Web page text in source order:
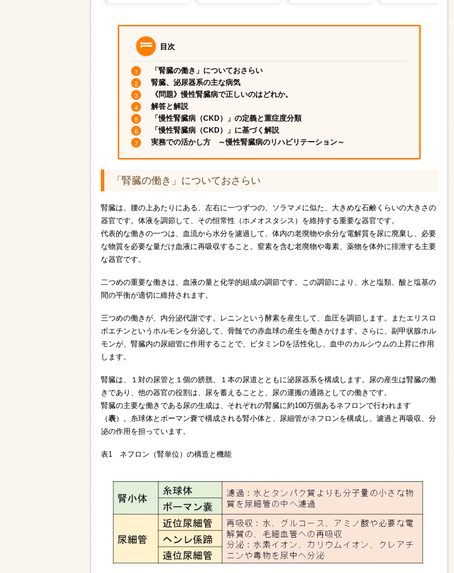
目次
「腎臓の働き」についておさらい
腎臓、泌尿器系の主な病気
《問題》慢性腎臓病で正しいのはどれか。
解答と解説
「慢性腎臓病（CKD）」の定義と重症度分類
「慢性腎臓病（CKD）」に基づく解説
実務での活かし方 ～慢性腎臓病のリハビリテーション～
「腎臓の働き」についておさらい
腎臓は、腰の上あたりにある、左右に一つずつの、ソラマメに似た、大きめな石鹸くらいの大きさの
器官です。体液を調節して、その恒常性（ホメオスタシス）を維持する重要な器官です。
代表的な働きの一つは、血流から水分を濾過して、体内の老廃物や余分な電解質を尿に廃棄し、必要
な物質を必要な量だけ血液に再吸収すること。窒素を含む老廃物や毒素、薬物を体外に排泄する主要
な器官です。
二つめの重要な働きは、血液の量と化学的組成の調節です。この調節により、水と塩類、酸と塩基の
間の平衡が適切に維持されます。
三つめの働きが、内分泌代謝です。レニンという酵素を産生して、血圧を調節します。またエリスロ
ポエチンというホルモンを分泌して、骨髄での赤血球の産生を働きかけます。さらに、副甲状腺ホル
モンが、腎臓内の尿細管に作用することで、ビタミンDを活性化し、血中のカルシウムの上昇に作用
します。
腎臓は、１対の尿管と１個の膀胱、１本の尿道とともに泌尿器系を構成します。尿の産生は腎臓の働
きであり、他の器官の役割は、尿を蓄えることと、尿の運搬の通路としての働きです。
腎臓の主要な働きである尿の生成は、それぞれの腎臓に約100万個あるネフロンで行われます
（表）。糸球体とボーマン嚢で構成される腎小体と、尿細管がネフロンを構成し、濾過と再吸収、分
泌の作用を担っています。
表1 ネフロン（腎単位）の構造と機能